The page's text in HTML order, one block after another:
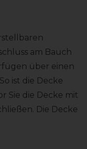
am Bauch
über einen
ist die Decke
Sie die Decke mit
Die Decke